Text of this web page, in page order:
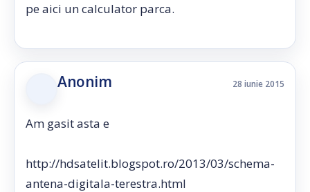
pe aici un calculator parca.
Anonim 28 iunie 2015
Am gasit asta e
http://hdsatelit.blogspot.ro/2013/03/schema-
antena-digitala-terestra.html